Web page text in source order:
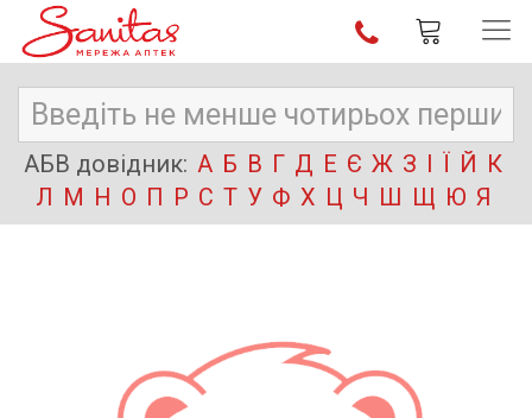
АБВ довідник: А Б В Г Д Е Є Ж З І Ї Й К
Л М Н О П Р С Т У Ф Х Ц Ч Ш Щ Ю Я